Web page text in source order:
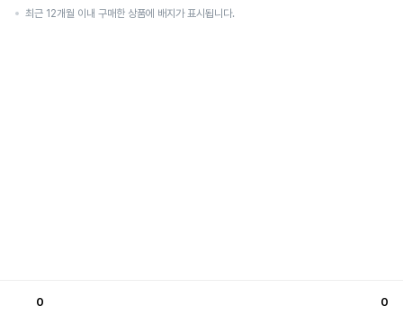
최근 12개월 이내 구매한 상품에 배지가 표시됩니다.
0 0